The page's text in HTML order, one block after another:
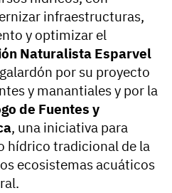
infraestructuras,
y optimizar el
Naturalista Esparvel
por su proyecto
y manantiales y por la
de Fuentes y
, una iniciativa para
hídrico tradicional de la
ecosistemas acuáticos